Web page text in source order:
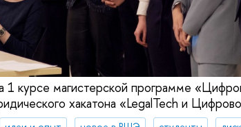
1 курсе магистерской программе
хакатона «LegalTech и